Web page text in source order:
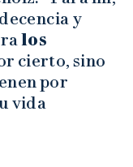
y
los
cierto, sino
por
vida